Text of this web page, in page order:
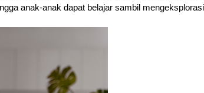
anak-anak dapat belajar sambil